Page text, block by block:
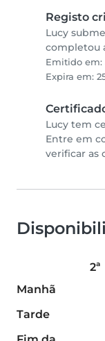
Registo
Lucy
completou
Emitido em:
Expira em:
Lucy tem
Entre em
verificar as
2ª
Manhã
Tarde